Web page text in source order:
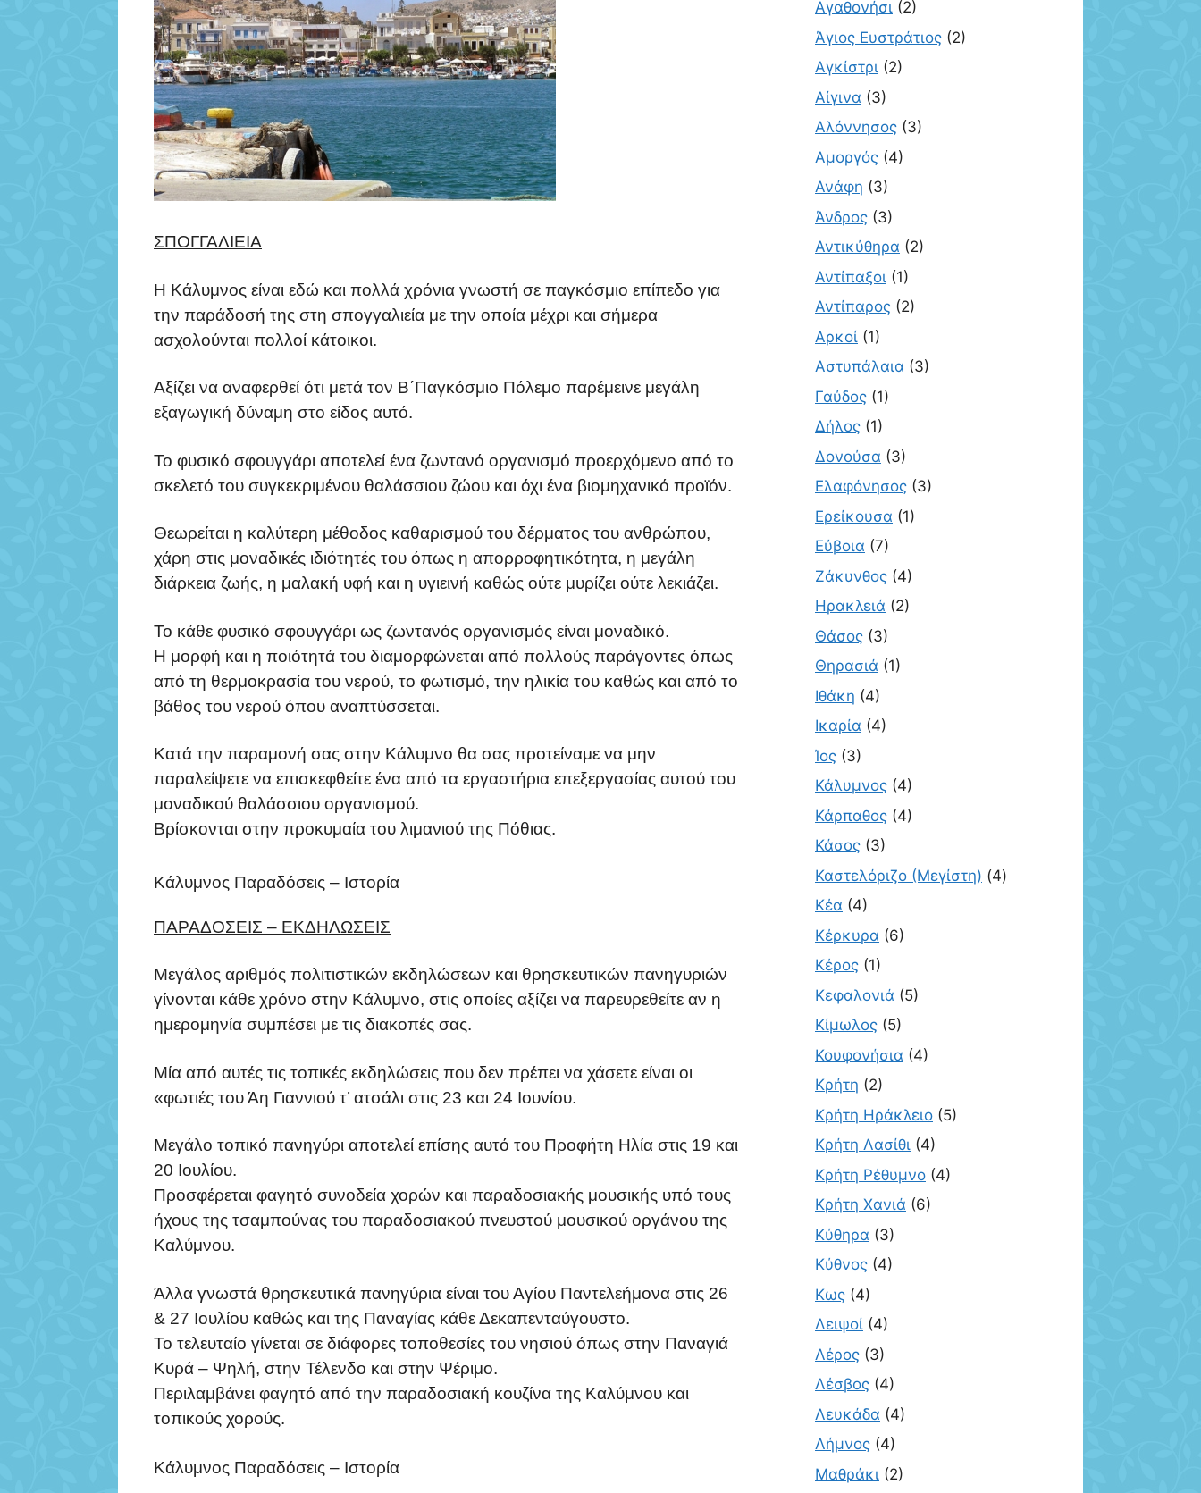
ΣΠΟΓΓΑΛΙΕΙΑ
Η Κάλυμνος είναι εδώ και πολλά χρόνια γνωστή σε παγκόσμιο επίπεδο για
την παράδοσή της στη σπογγαλιεία με την οποία μέχρι και σήμερα
ασχολούνται πολλοί κάτοικοι.
Αξίζει να αναφερθεί ότι μετά τον Β΄Παγκόσμιο Πόλεμο παρέμεινε μεγάλη
εξαγωγική δύναμη στο είδος αυτό.
Το φυσικό σφουγγάρι αποτελεί ένα ζωντανό οργανισμό προερχόμενο από το
σκελετό του συγκεκριμένου θαλάσσιου ζώου και όχι ένα βιομηχανικό προϊόν.
Θεωρείται η καλύτερη μέθοδος καθαρισμού του δέρματος του ανθρώπου,
χάρη στις μοναδικές ιδιότητές του όπως η απορροφητικότητα, η μεγάλη
διάρκεια ζωής, η μαλακή υφή και η υγιεινή καθώς ούτε μυρίζει ούτε λεκιάζει.
Το κάθε φυσικό σφουγγάρι ως ζωντανός οργανισμός είναι μοναδικό.
Η μορφή και η ποιότητά του διαμορφώνεται από πολλούς παράγοντες όπως
από τη θερμοκρασία του νερού, το φωτισμό, την ηλικία του καθώς και από το
βάθος του νερού όπου αναπτύσσεται.
Κατά την παραμονή σας στην Κάλυμνο θα σας προτείναμε να μην
παραλείψετε να επισκεφθείτε ένα από τα εργαστήρια επεξεργασίας αυτού του
μοναδικού θαλάσσιου οργανισμού.
Βρίσκονται στην προκυμαία του λιμανιού της Πόθιας.
Κάλυμνος Παραδόσεις – Ιστορία
ΠΑΡΑΔΟΣΕΙΣ – ΕΚΔΗΛΩΣΕΙΣ
Μεγάλος αριθμός πολιτιστικών εκδηλώσεων και θρησκευτικών πανηγυριών
γίνονται κάθε χρόνο στην Κάλυμνο, στις οποίες αξίζει να παρευρεθείτε αν η
ημερομηνία συμπέσει με τις διακοπές σας.
Μία από αυτές τις τοπικές εκδηλώσεις που δεν πρέπει να χάσετε είναι οι
«φωτιές του Άη Γιαννιού τ’ ατσάλι στις 23 και 24 Ιουνίου.
Μεγάλο τοπικό πανηγύρι αποτελεί επίσης αυτό του Προφήτη Ηλία στις 19 και
20 Ιουλίου.
Προσφέρεται φαγητό συνοδεία χορών και παραδοσιακής μουσικής υπό τους
ήχους της τσαμπούνας του παραδοσιακού πνευστού μουσικού οργάνου της
Καλύμνου.
Άλλα γνωστά θρησκευτικά πανηγύρια είναι του Αγίου Παντελεήμονα στις 26
& 27 Ιουλίου καθώς και της Παναγίας κάθε Δεκαπενταύγουστο.
Το τελευταίο γίνεται σε διάφορες τοποθεσίες του νησιού όπως στην Παναγιά
Κυρά – Ψηλή, στην Τέλενδο και στην Ψέριμο.
Περιλαμβάνει φαγητό από την παραδοσιακή κουζίνα της Καλύμνου και
τοπικούς χορούς.
Κάλυμνος Παραδόσεις – Ιστορία
Αγαθονήσι (2)
Άγιος Ευστράτιος (2)
Αγκίστρι (2)
Αίγινα (3)
Αλόννησος (3)
Αμοργός (4)
Ανάφη (3)
Άνδρος (3)
Αντικύθηρα (2)
Αντίπαξοι (1)
Αντίπαρος (2)
Αρκοί (1)
Αστυπάλαια (3)
Γαύδος (1)
Δήλος (1)
Δονούσα (3)
Ελαφόνησος (3)
Ερείκουσα (1)
Εύβοια (7)
Ζάκυνθος (4)
Ηρακλειά (2)
Θάσος (3)
Θηρασιά (1)
Ιθάκη (4)
Ικαρία (4)
Ίος (3)
Κάλυμνος (4)
Κάρπαθος (4)
Κάσος (3)
Καστελόριζο (Μεγίστη) (4)
Κέα (4)
Κέρκυρα (6)
Κέρος (1)
Κεφαλονιά (5)
Κίμωλος (5)
Κουφονήσια (4)
Κρήτη (2)
Κρήτη Ηράκλειο (5)
Κρήτη Λασίθι (4)
Κρήτη Ρέθυμνο (4)
Κρήτη Χανιά (6)
Κύθηρα (3)
Κύθνος (4)
Κως (4)
Λειψοί (4)
Λέρος (3)
Λέσβος (4)
Λευκάδα (4)
Λήμνος (4)
Μαθράκι (2)